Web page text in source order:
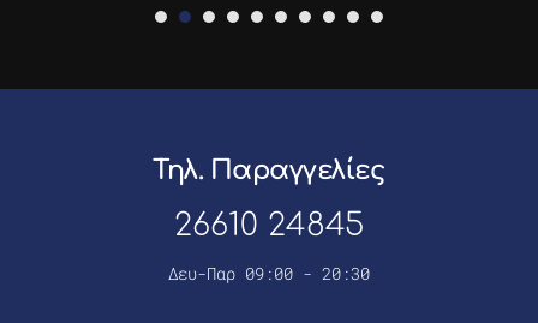
Τηλ. Παραγγελίες
26610 24845
Δευ-Παρ 09:00 - 20:30